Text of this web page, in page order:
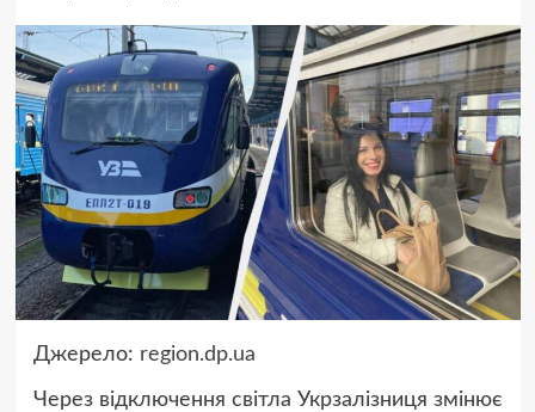
Джерело: region.dp.ua
Через відключення світла Укрзалізниця змінює